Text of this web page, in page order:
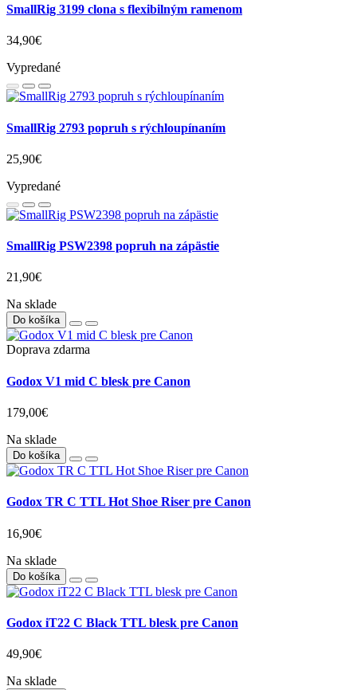
SmallRig 3199 clona s flexibilným ramenom
34,90€
Vypredané
SmallRig 2793 popruh s rýchloupínaním
25,90€
Vypredané
SmallRig PSW2398 popruh na zápästie
21,90€
Na sklade
Do košíka
Doprava zdarma
Godox V1 mid C blesk pre Canon
179,00€
Na sklade
Do košíka
Godox TR C TTL Hot Shoe Riser pre Canon
16,90€
Na sklade
Do košíka
Godox iT22 C Black TTL blesk pre Canon
49,90€
Na sklade